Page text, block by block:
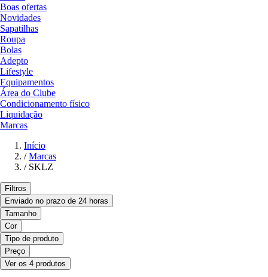
Boas ofertas
Novidades
Sapatilhas
Roupa
Bolas
Adepto
Lifestyle
Equipamentos
Área do Clube
Condicionamento físico
Liquidação
Marcas
Início
/ Marcas
/ SKLZ
Filtros
Enviado no prazo de 24 horas
Tamanho
Cor
Tipo de produto
Preço
Ver os 4 produtos